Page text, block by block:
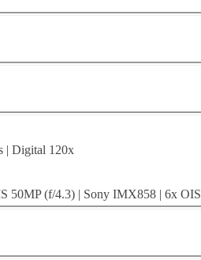
| Digital 120x
50MP (f/4.3) | Sony IMX858 | 6x OIS